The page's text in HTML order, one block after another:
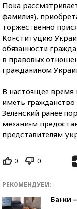
Пока
фамилия),
торжественно
Конституцию
обязанности
в правовых
гражданином
В настоящее время
иметь
Зеленский ранее
механизм
представителям
0 0
РЕКОМЕНДУЕМ:
Банки